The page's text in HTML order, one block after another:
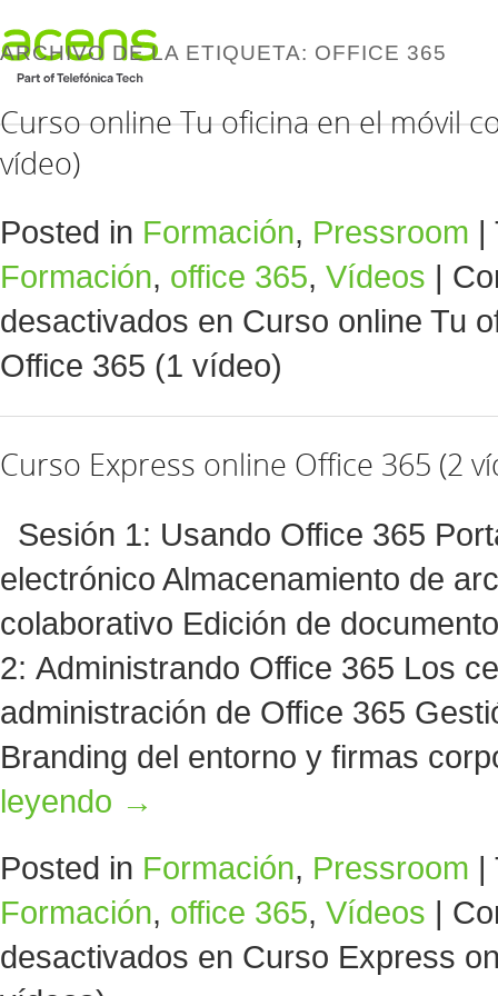
ARCHIVO DE LA ETIQUETA: OFFICE 365
Curso online Tu oficina en el móvil
vídeo)
Posted in Formación, Pressroom
Formación, office 365, Vídeos
desactivados en Curso online Tu
Office 365 (1 vídeo)
Curso Express online Office 365 (2
Sesión 1: Usando Office 365
electrónico Almacenamiento de
colaborativo Edición de
2: Administrando Office 365 Los
administración de Office 365
Branding del entorno y firmas
leyendo →
Posted in Formación, Pressroom |
Formación, office 365, Vídeos |
desactivados en Curso Express